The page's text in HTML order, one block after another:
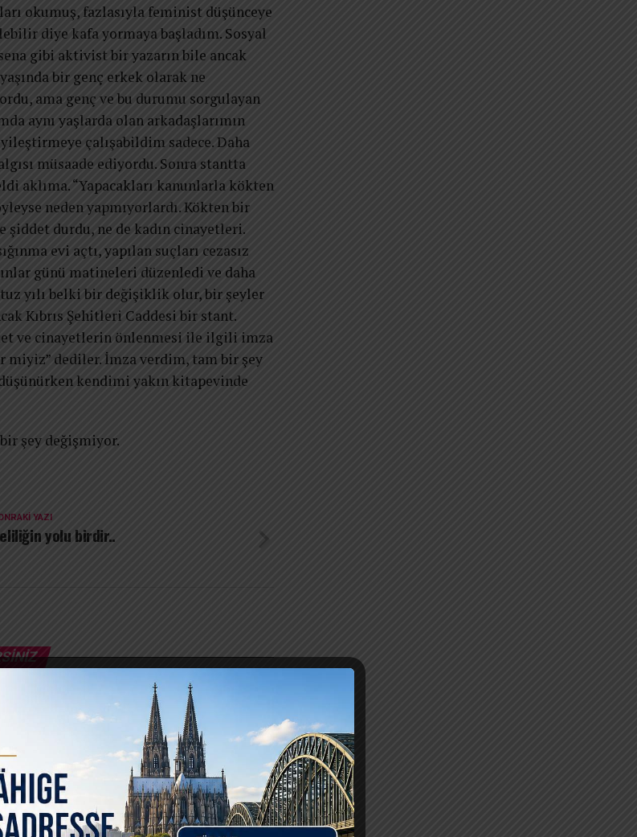
okumuş, fazlasıyla feminist düşünceye
diye kafa yormaya başladım. Sosyal
gibi aktivist bir yazarın bile ancak
bir genç erkek olarak ne
ama genç ve bu durumu sorgulayan
aynı yaşlarda olan arkadaşlarımın
çalışabildim sadece. Daha
müsaade ediyordu. Sonra stantta
aklıma. “Yapacakları kanunlarla kökten
neden yapmıyorlardı. Kökten bir
durdu, ne de kadın cinayetleri.
evi açtı, yapılan suçları cezasız
günü matineleri düzenledi ve daha
yılı belki bir değişiklik olur, bir şeyler
Kıbrıs Şehitleri Caddesi bir stant.
ve cinayetlerin önlenmesi ile ilgili imza
dediler. İmza verdim, tam bir şey
kendimi yakın kitapevinde
şey değişmiyor.
YAZI
yolu birdir..